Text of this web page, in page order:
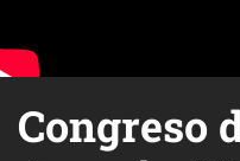
Congreso